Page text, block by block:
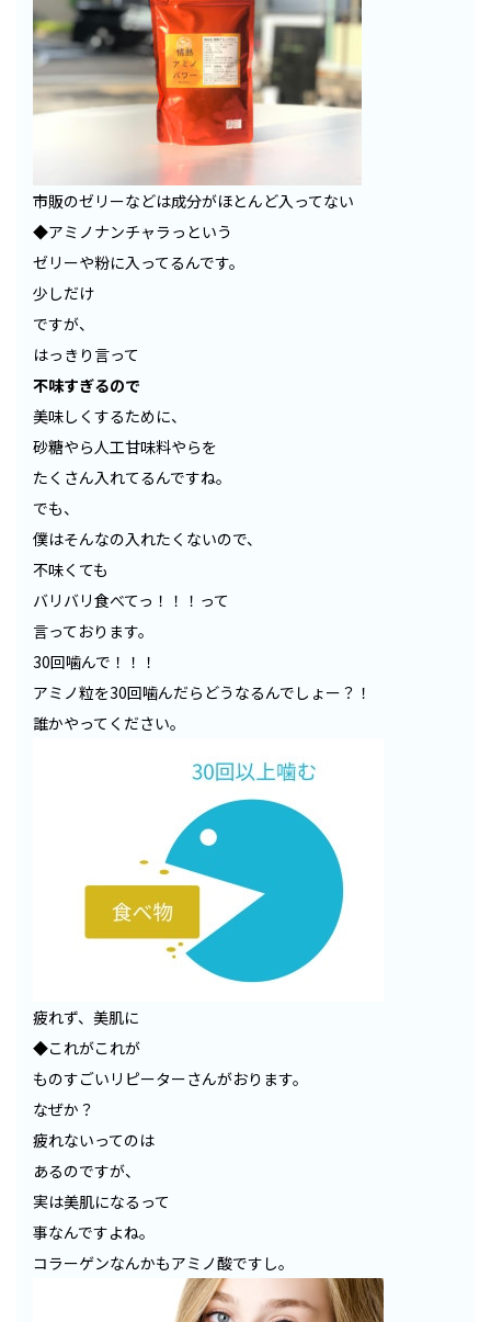
市販のゼリーなどは成分がほとんど入ってない
◆アミノナンチャラっという
ゼリーや粉に入ってるんです。
少しだけ
ですが、
はっきり言って
不味すぎるので
美味しくするために、
砂糖やら人工甘味料やらを
たくさん入れてるんですね。
でも、
僕はそんなの入れたくないので、
不味くても
バリバリ食べてっ！！！って
言っております。
30回噛んで！！！
アミノ粒を30回噛んだらどうなるんでしょー？！
誰かやってください。
疲れず、美肌に
◆これがこれが
ものすごいリピーターさんがおります。
なぜか？
疲れないってのは
あるのですが、
実は美肌になるって
事なんですよね。
コラーゲンなんかもアミノ酸ですし。